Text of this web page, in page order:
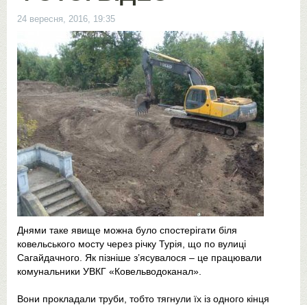
24 вересня, 2016, 19:35
Днями таке явище можна було спостерігати біля
ковельського мосту через річку Турія, що по вулиці
Сагайдачного. Як пізніше з’ясувалося – це працювали
комунальники УВКГ «Ковельводоканал».
Вони прокладали труби, тобто тягнули їх із одного кінця